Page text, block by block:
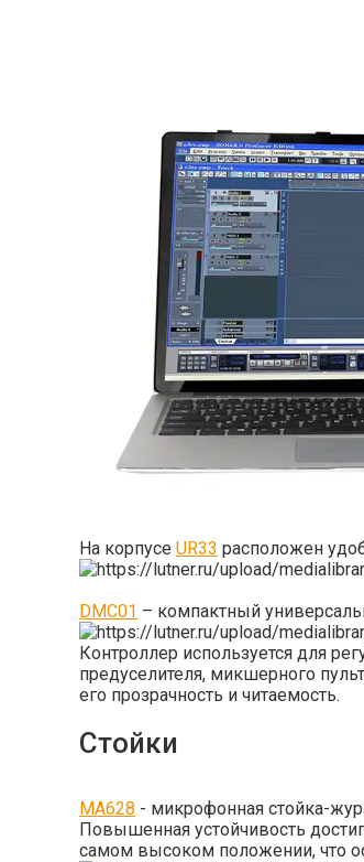
На корпусе UR33 расположен
DMC01 – компактный
Контроллер используется для
предуселителя, микшерного
его прозрачность и читаемость.
Стойки
MA628 - микрофонная стойка-
Повышенная устойчивость
самом высоком положении, что